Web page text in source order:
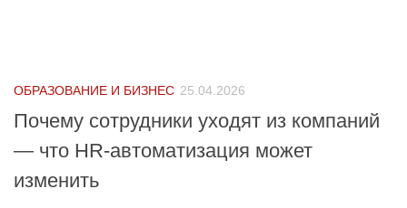
ОБРАЗОВАНИЕ И БИЗНЕС 25.04.2026
Почему сотрудники уходят из компаний
— что HR-автоматизация может
изменить